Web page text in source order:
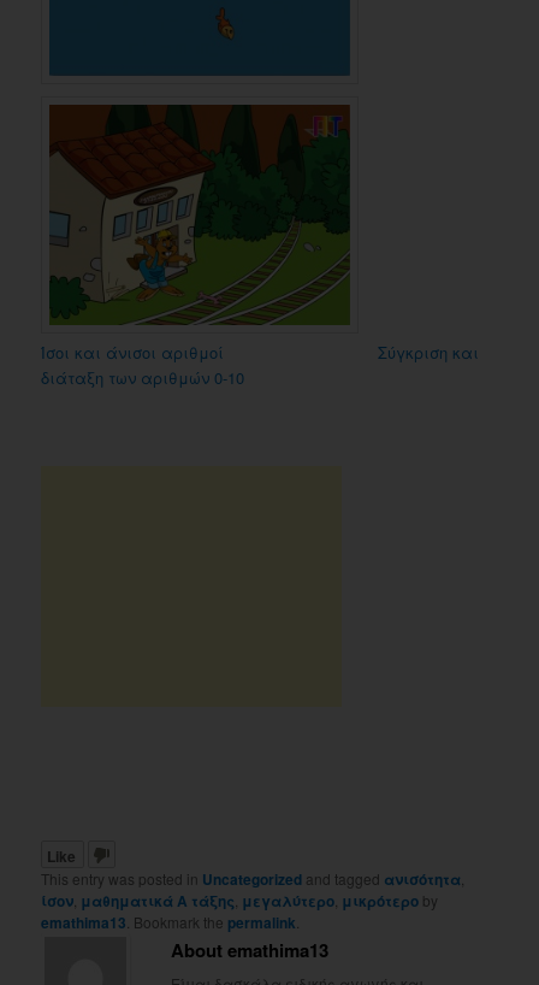
Ίσοι και άνισοι αριθμοί
Σύγκριση και
διάταξη των αριθμών 0-10
Like
This entry was posted in Uncategorized and tagged ανισότητα,
ίσον, μαθηματικά Α τάξης, μεγαλύτερο, μικρότερο by
emathima13. Bookmark the permalink.
About emathima13